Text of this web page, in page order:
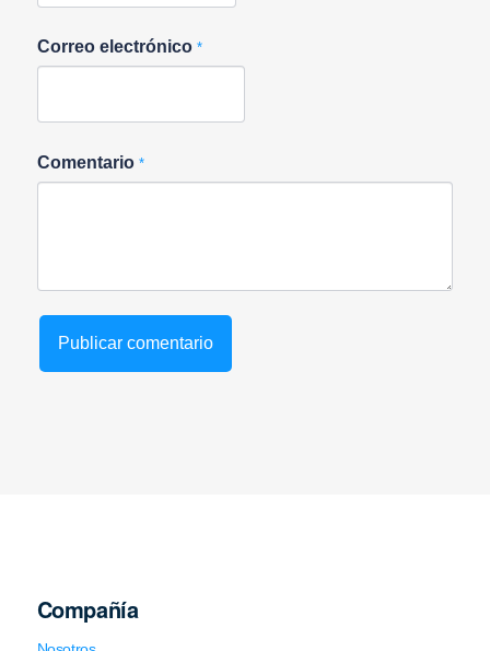
Correo electrónico *
Comentario *
Compañía